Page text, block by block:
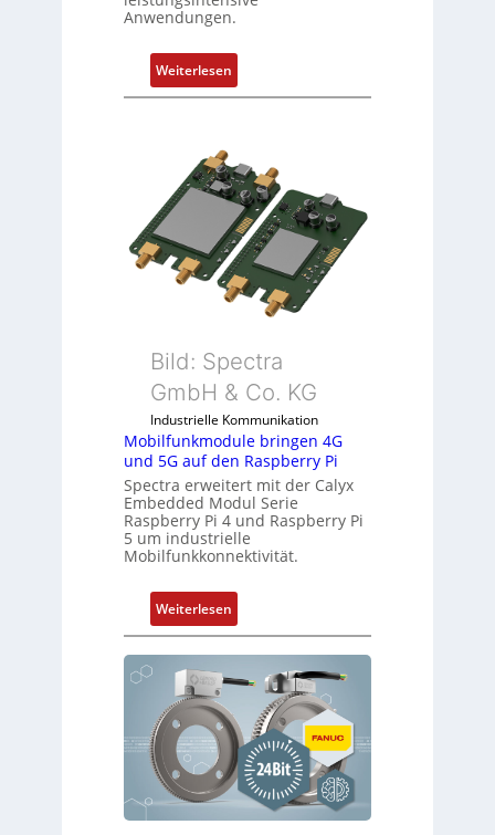
n
t
e
m
S
p
z
i
a
l
m
b
r
a
n
e
n
Anwendungen.
Weiterlesen:
1
Z
o
l
l
-
I
n
s
t
r
i
e
-
P
C
l
s
s
c
h
f
l
Bild: Spectra
GmbH & Co. KG
Industrielle Kommunikation
Mobilfunkmodule bringen 4G
und 5G auf den Raspberry Pi
Spectra erweitert mit der Calyx
Embedded Modul Serie
Raspberry Pi 4 und Raspberry Pi
5 um industrielle
Mobilfunkkonnektivität.
Weiterlesen:
M
o
b
l
u
n
k